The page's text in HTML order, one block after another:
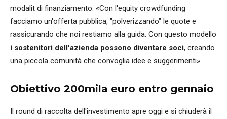
modalit di finanziamento: «Con l'equity crowdfunding
facciamo un'offerta pubblica, "polverizzando" le quote e
rassicurando che noi restiamo alla guida. Con questo modello
i sostenitori dell'azienda possono diventare soci, creando
una piccola comunità che convoglia idee e suggerimenti».
Obiettivo 200mila euro entro gennaio
Il round di raccolta dell'investimento apre oggi e si chiuderà il